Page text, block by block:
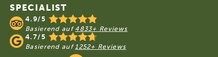
SPECIALIST
4.9/5
Basierend auf 4833+ Reviews
4.7/5
Basierend auf 1252+ Reviews